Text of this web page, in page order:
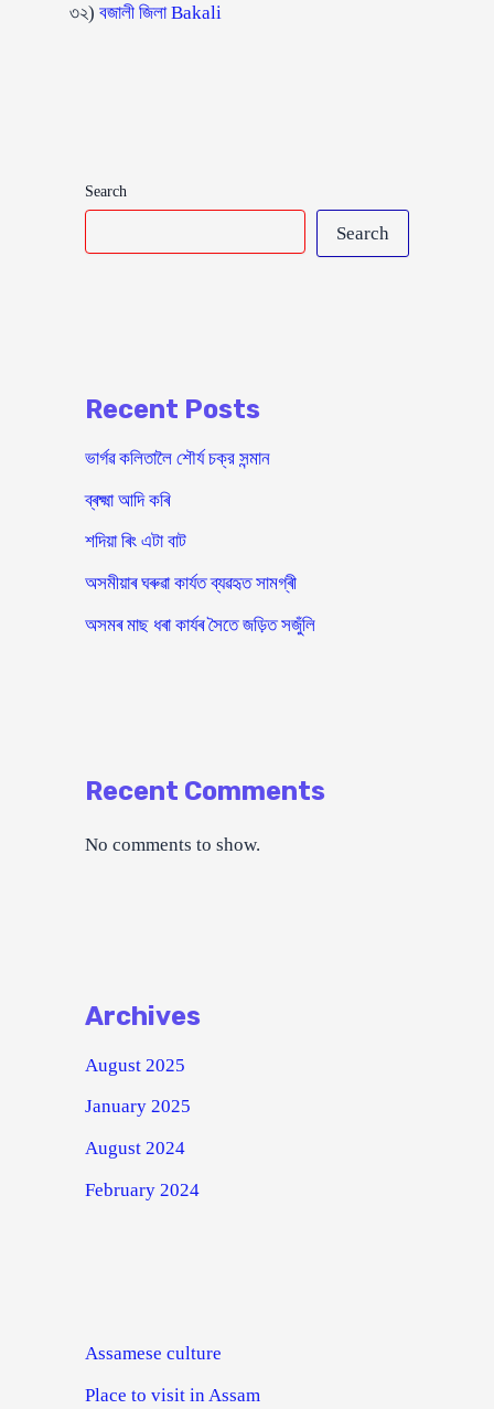
৩২)বজালী জিলা Bakali
Search
Search
Recent Posts
ভাৰ্গৱ কলিতালৈ শৌর্য চক্র সন্মান
ব্ৰক্ষ্মা আদি কৰি
শদিয়া ৰিং এটা বাট
অসমীয়াৰ ঘৰুৱা কাৰ্যত ব্যৱহৃত সামগ্ৰী
অসমৰ মাছ ধৰা কাৰ্যৰ সৈতে জড়িত সজুঁলি
Recent Comments
No comments to show.
Archives
August 2025
January 2025
August 2024
February 2024
Assamese culture
Place to visit in Assam